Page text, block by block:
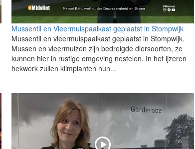
Mussentil en Vleermuispaalkast geplaatst in Stompwijk
Mussentil en vleermuispaalkast geplaatst in Stompwijk.
Mussen en vleermuizen zijn bedreigde diersoorten, ze
kunnen hier in rustige omgeving nestelen. In het ijzeren
hekwerk zullen klimplanten hun...